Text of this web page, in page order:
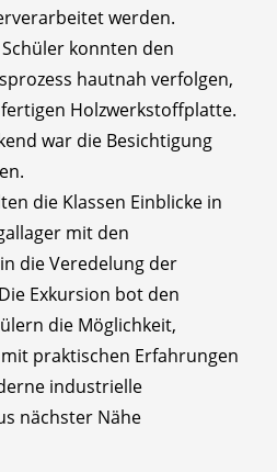
werden.
konnten den
hautnah verfolgen,
Holzwerkstoffplatte.
war die Besichtigung
die Klassen Einblicke in
mit den
die Veredelung der
Exkursion bot den
die Möglichkeit,
praktischen Erfahrungen
industrielle
nächster Nähe